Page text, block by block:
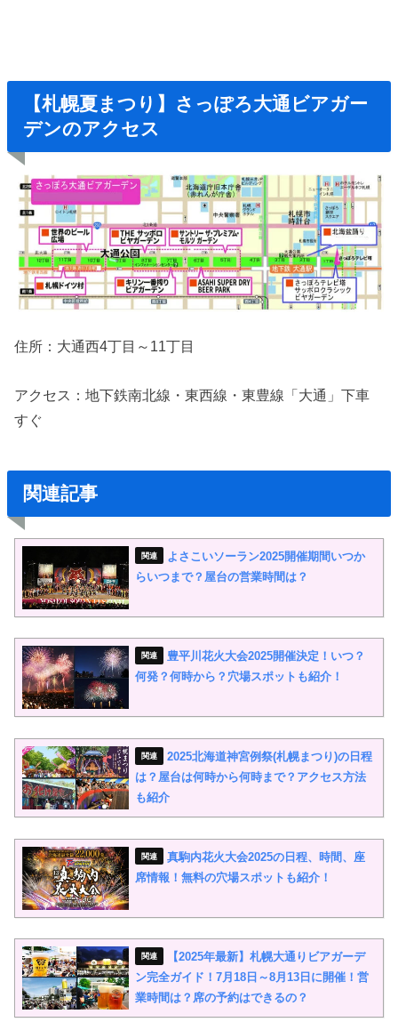
【札幌夏まつり】さっぽろ大通ビアガー
デンのアクセス
住所：大通西4丁目～11丁目
アクセス：地下鉄南北線・東西線・東豊線「大通」下車
すぐ
関連記事
よさこいソーラン2025開催期間いつか
らいつまで？屋台の営業時間は？
豊平川花火大会2025開催決定！いつ？
何発？何時から？穴場スポットも紹介！
2025北海道神宮例祭(札幌まつり)の日程
は？屋台は何時から何時まで？アクセス方法
も紹介
真駒内花火大会2025の日程、時間、座
席情報！無料の穴場スポットも紹介！
【2025年最新】札幌大通りビアガーデ
ン完全ガイド！7月18日～8月13日に開催！営
業時間は？席の予約はできるの？